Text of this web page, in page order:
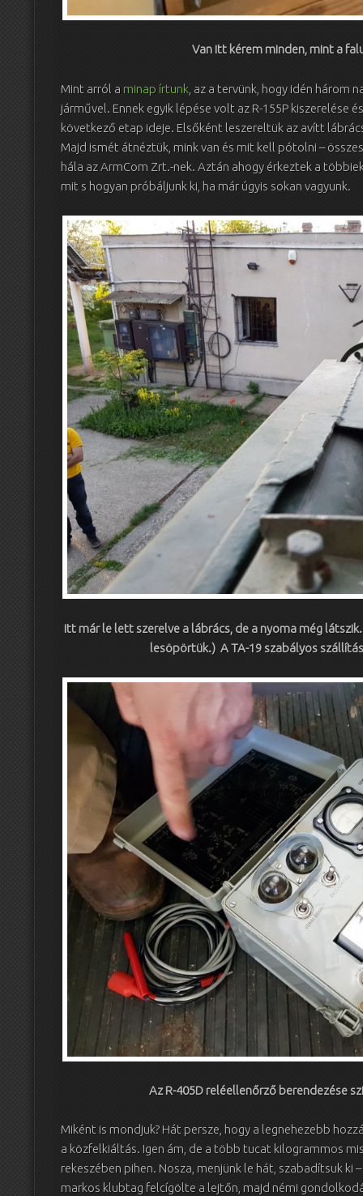
Van itt kérem minden, mint a
Mint arról a minap írtunk , az a tervünk, hogy idén három
járművel. Ennek egyik lépése volt az R-155P kiszerelése
következő etap ideje. Elsőként leszereltük az avítt
Majd ismét átnéztük, mink van és mit kell pótolni –
hála az ArmCom Zrt.-nek. Aztán ahogy érkeztek a
mit s hogyan próbáljunk ki, ha már úgyis sokan vagyunk.
Itt már le lett szerelve a lábrács, de a nyoma még
lesöpörtük.) A TA-19 szabályos
Az R-405D reléellenőrző berendezése
Miként is mondjuk? Hát persze, hogy a legnehezebb
a közfelkiáltás. Igen ám, de a több tucat kilogrammos
rekeszében pihen. Nosza, menjünk le hát, szabadítsuk ki
markos klubtag felcígölte a lejtőn, majd némi